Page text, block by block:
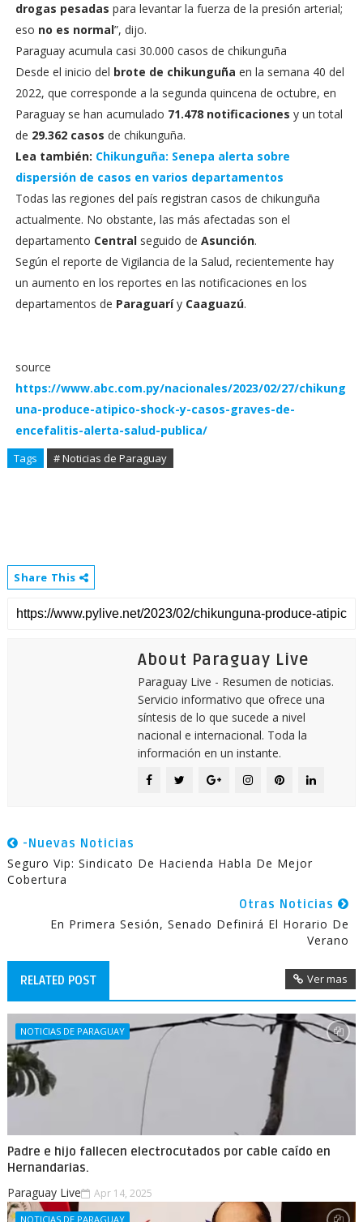
drogas pesadas para levantar la fuerza de la presión arterial;
eso no es normal”, dijo.
Paraguay acumula casi 30.000 casos de chikunguña
Desde el inicio del brote de chikunguña en la semana 40 del
2022, que corresponde a la segunda quincena de octubre, en
Paraguay se han acumulado 71.478 notificaciones y un total
de 29.362 casos de chikunguña.
Lea también: Chikunguña: Senepa alerta sobre
dispersión de casos en varios departamentos
Todas las regiones del país registran casos de chikunguña
actualmente. No obstante, las más afectadas son el
departamento Centralseguido de Asunción.
Según el reporte de Vigilancia de la Salud, recientemente hay
un aumento en los reportes en las notificaciones en los
departamentos de Paraguaríy Caaguazú.
source
https://www.abc.com.py/nacionales/2023/02/27/chikung
una-produce-atipico-shock-y-casos-graves-de-
encefalitis-alerta-salud-publica/
Tags # Noticias de Paraguay
Share This
About Paraguay Live
Paraguay Live - Resumen de noticias.
Servicio informativo que ofrece una
síntesis de lo que sucede a nivel
nacional e internacional. Toda la
información en un instante.
-Nuevas Noticias
Seguro Vip: Sindicato De Hacienda Habla De Mejor
Cobertura
Otras Noticias
En Primera Sesión, Senado Definirá El Horario De
Verano
RELATED POST Ver mas
NOTICIAS DE PARAGUAY
Padre e hijo fallecen electrocutados por cable caído en
Hernandarias.
Paraguay Live Apr 14, 2025
NOTICIAS DE PARAGUAY